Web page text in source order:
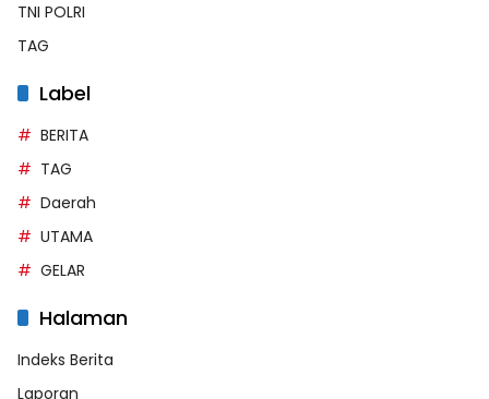
TNI POLRI
TAG
Label
BERITA
TAG
Daerah
UTAMA
GELAR
Halaman
Indeks Berita
Laporan